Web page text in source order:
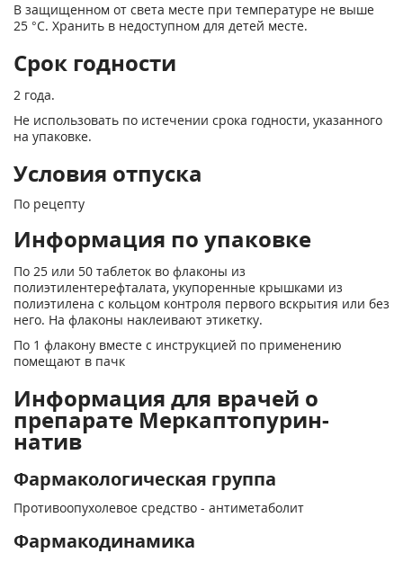
В защищенном от света месте при температуре не выше
25 °С. Хранить в недоступном для детей месте.
Срок годности
2 года.
Не использовать по истечении срока годности, указанного
на упаковке.
Условия отпуска
По рецепту
Информация по упаковке
По 25 или 50 таблеток во флаконы из
полиэтилентерефталата, укупоренные крышками из
полиэтилена с кольцом контроля первого вскрытия или без
него. На флаконы наклеивают этикетку.
По 1 флакону вместе с инструкцией по применению
помещают в пачк
Информация для врачей о
препарате Меркаптопурин-
натив
Фармакологическая группа
Противоопухолевое средство - антиметаболит
Фармакодинамика